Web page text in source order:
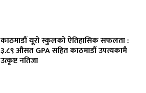
काठमाडौं यूरो स्कुलको ऐतिहासिक सफलता :
३.८९ औसत GPA सहित काठमाडौं उपत्यकामै
उत्कृष्ट नतिजा